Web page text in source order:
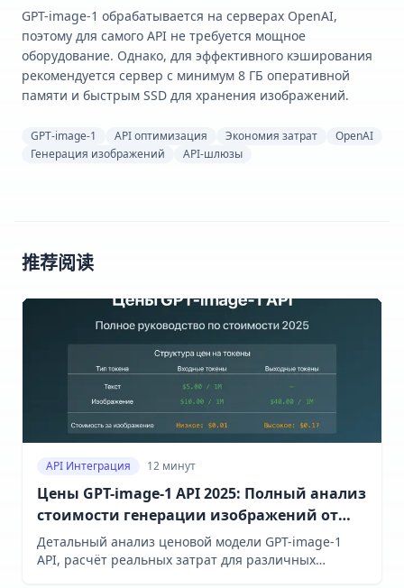
GPT-image-1 обрабатывается на серверах OpenAI,
поэтому для самого API не требуется мощное
оборудование. Однако, для эффективного кэширования
рекомендуется сервер с минимум 8 ГБ оперативной
памяти и быстрым SSD для хранения изображений.
GPT-image-1 API оптимизация Экономия затрат
OpenAI
Генерация изображений
API-шлюзы
推荐阅读
API Интеграция 12 минут
Цены GPT-image-1 API 2025: Полный анализ
стоимости генерации изображений от
OpenAI
Детальный анализ ценовой модели GPT-image-1
API, расчёт реальных затрат для различных